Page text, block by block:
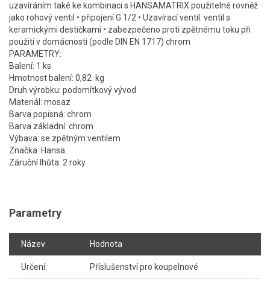
uzavíráním také ke kombinaci s HANSAMATRIX použitelné rovněž
jako rohový ventil • připojení G 1/2 • Uzavírací ventil: ventil s
keramickými destičkami • zabezpečeno proti zpětnému toku při
použití v domácnosti (podle DIN EN 1717) chrom
PARAMETRY:
Balení: 1 ks
Hmotnost balení: 0,82 kg
Druh výrobku: podomítkový vývod
Materiál: mosaz
Barva popisná: chrom
Barva základní: chrom
Výbava: se zpětným ventilem
Značka: Hansa
Záruční lhůta: 2 roky
Parametry
Název Hodnota
Určení: Příslušenství pro koupelnové